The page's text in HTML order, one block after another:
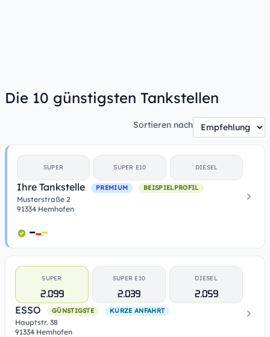
Die 10 günstigsten Tankstellen
Sortieren nach
SUPER SUPER E10 DIESEL
Ihre Tankstelle PREMIUM BEISPIELPROFIL
Musterstraße 2
91334 Hemhofen
SUPER
2.099
SUPER E10
2.039
DIESEL
2.059
ESSO
GÜNSTIGSTE KURZE ANFAHRT
Hauptstr. 38
91334 Hemhofen